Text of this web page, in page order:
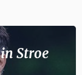
Stroe